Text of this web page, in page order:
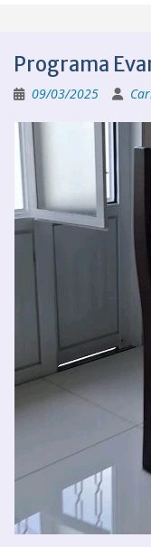
Programa
09/03/2025